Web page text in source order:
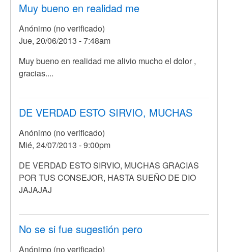
Muy bueno en realidad me
Anónimo (no verificado)
Jue, 20/06/2013 - 7:48am
Muy bueno en realidad me alivio mucho el dolor ,
gracias....
DE VERDAD ESTO SIRVIO, MUCHAS
Anónimo (no verificado)
Mié, 24/07/2013 - 9:00pm
DE VERDAD ESTO SIRVIO, MUCHAS GRACIAS
POR TUS CONSEJOR, HASTA SUEÑO DE DIO
JAJAJAJ
No se si fue sugestión pero
Anónimo (no verificado)